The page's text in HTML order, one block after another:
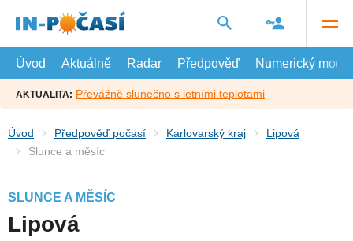
hlavní
Úvod
Aktuálně Radar Předpověď Numerický model
AKTUALITA: Převážně slunečno s letními teplotami
Úvod Předpověď počasí Karlovarský kraj
Lipová
Slunce a měsíc
SLUNCE A MĚSÍC
Lipová